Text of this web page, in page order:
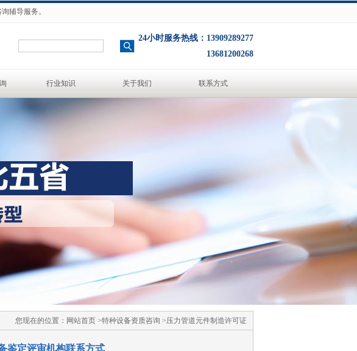
辅导服务。
24小时服务热线：13909289277
13681200268
行业知识 关于我们 联系方式
您现在的位置：网站首页 >特种设备资质咨询 >压力管道元件制造许可证
鉴定评审机构联系方式